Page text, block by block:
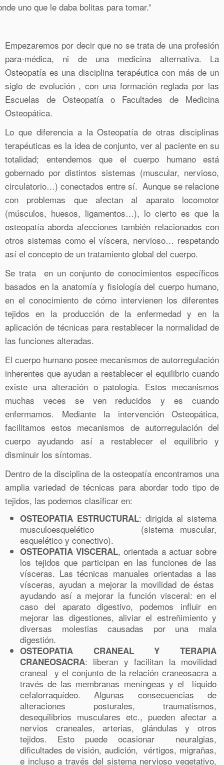
uno que le daba bolitas para tomar.”
Empezaremos por decir que no se trata de una profesión
para-médica, ni de una medicina alternativa. La
Osteopatía es una disciplina terapéutica con más de un
siglo de evolución , con una formación reglada por las
Escuelas de Osteopatía o Facultades de Medicina
Osteopática.
Lo que diferencia a la Osteopatía de otras disciplinas
terapéuticas es la idea de conjunto, ver al paciente en su
totalidad; entendemos que el cuerpo humano está
gobernado por distintos sistemas (muscular, nervioso,
circulatorio…) conectados entre sí. Aunque se relacione
con problemas que afectan al aparato locomotor
(músculos, huesos, ligamentos…), lo cierto es que la
osteopatía aborda afecciones también relacionados con
otros sistemas como el víscera, nervioso… respetando
así el concepto de un tratamiento global del cuerpo.
Se trata en un conjunto de conocimientos específicos
basados en la anatomía y fisiología del cuerpo humano,
en el conocimiento de cómo intervienen los diferentes
tejidos en la producción de la enfermedad y en la
aplicación de técnicas para restablecer la normalidad de
las funciones alteradas.
El cuerpo humano posee mecanismos de autorregulación
inherentes que ayudan a restablecer el equilibrio cuando
existe una alteración o patología. Estos mecanismos
muchas veces se ven reducidos y es cuando
enfermamos. Mediante la intervención Osteopática,
facilitamos estos mecanismos de autorregulación del
cuerpo ayudando así a restablecer el equilibrio y
disminuir los síntomas.
Dentro de la disciplina de la osteopatía encontramos una
amplia variedad de técnicas para abordar todo tipo de
tejidos, las podemos clasificar en:
OSTEOPATIA ESTRUCTURAL: dirigida al sistema
musculoesquelético (sistema muscular,
esquelético y conectivo).
OSTEOPATIA VISCERAL, orientada a actuar sobre
los tejidos que participan en las funciones de las
vísceras. Las técnicas manuales orientadas a las
vísceras, ayudan a mejorar la movilidad de éstas
ayudando así a mejorar la función visceral: en el
caso del aparato digestivo, podemos influir en
mejorar las digestiones, aliviar el estreñimiento y
diversas molestias causadas por una mala
digestión.
OSTEOPATIA CRANEAL Y TERAPIA
CRANEOSACRA: liberan y facilitan la movilidad
craneal y el conjunto de la relación craneosacra a
través de las membranas meníngeas y el líquido
cefalorraquídeo. Algunas consecuencias de
alteraciones posturales, traumatismos,
desequilibrios musculares etc., pueden afectar a
nervios craneales, arterias, glándulas y otros
tejidos. Esto puede ocasionar neuralgias,
dificultades de visión, audición, vértigos, migrañas,
e incluso a través del sistema nervioso vegetativo,